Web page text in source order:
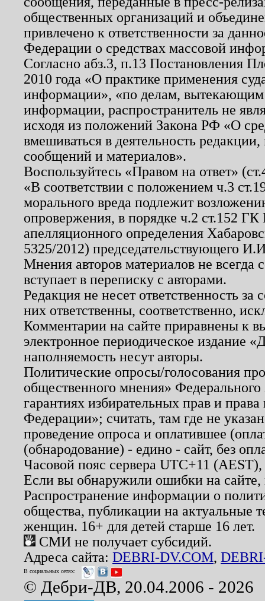
общественных организаций и
привлечено к ответственности за
Федерации о средствах массовой
Согласно абз.3, п.13 Постановления
2010 года «О практике применения
информации», «по делам, вытекающим
информации, распространитель не
исходя из положений Закона РФ «О
вмешиваться в деятельность
сообщений и материалов».
Воспользуйтесь «Правом на ответ»
«В соответствии с положением ч.3
морального вреда подлежит
опровержения, в порядке ч.2 ст.152
апелляционного определения
5325/2012) председательствующего
Мнения авторов материалов не
вступает в переписку с авторами.
Редакция не несет ответственность
них ответственны, соответственно,
Комментарии на сайте приравнены к
электронное периодическое издание
наполняемость несут авторы.
Политические опросы/голосования
общественного мнения»
гарантиях избирательных прав и
Федерации»; считать, там где не
проведение опроса и оплатившее
(обнародование) - едино - сайт, без
Часовой пояс сервера UTC+11
Если вы обнаружили ошибки на
Распространение информации о
общества, публикации на актуальные
женщин. 16+ для детей старше 16 лет.
СМИ не получает субсидий.
Адреса сайта: DEBRI-DV.COM,
В социальных сетях:
© Дебри-ДВ, 20.04.2006 - 2026